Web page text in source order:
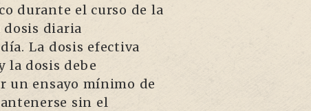
durante el curso de la
dosis diaria
La dosis efectiva
la dosis debe
un ensayo mínimo de
sin el